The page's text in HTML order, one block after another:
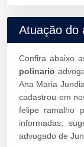
Atuação do
Confira abaixo
polinario
Ana Maria
cadastrou em
felipe ramalho
informadas,
advogado de